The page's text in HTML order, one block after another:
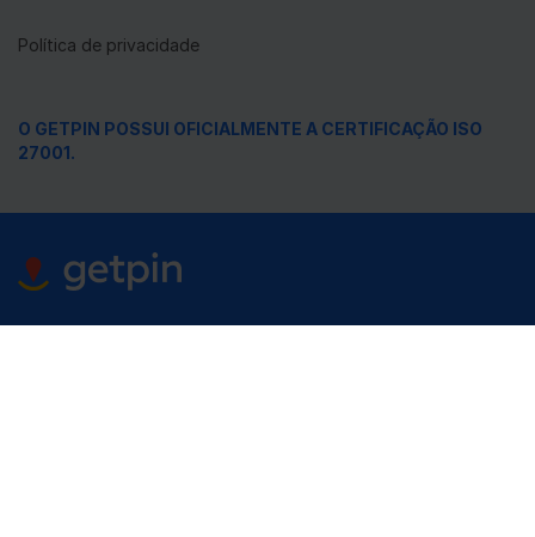
Política de privacidade
O GETPIN POSSUI OFICIALMENTE A CERTIFICAÇÃO ISO
27001.